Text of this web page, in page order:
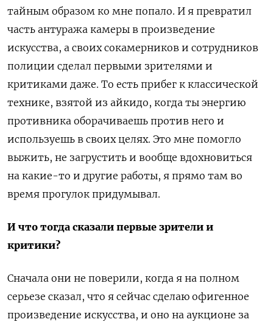
тайным образом ко мне попало. И я превратил
часть антуража камеры в произведение
искусства, а своих сокамерников и сотрудников
полиции сделал первыми зрителями и
критиками даже. То есть прибег к классической
технике, взятой из айкидо, когда ты энергию
противника оборачиваешь против него и
используешь в своих целях. Это мне помогло
выжить, не загрустить и вообще вдохновиться
на какие-то и другие работы, я прямо там во
время прогулок придумывал.
И что тогда сказали первые зрители и
критики?
Сначала они не поверили, когда я на полном
серьезе сказал, что я сейчас сделаю офигенное
произведение искусства, и оно на аукционе за